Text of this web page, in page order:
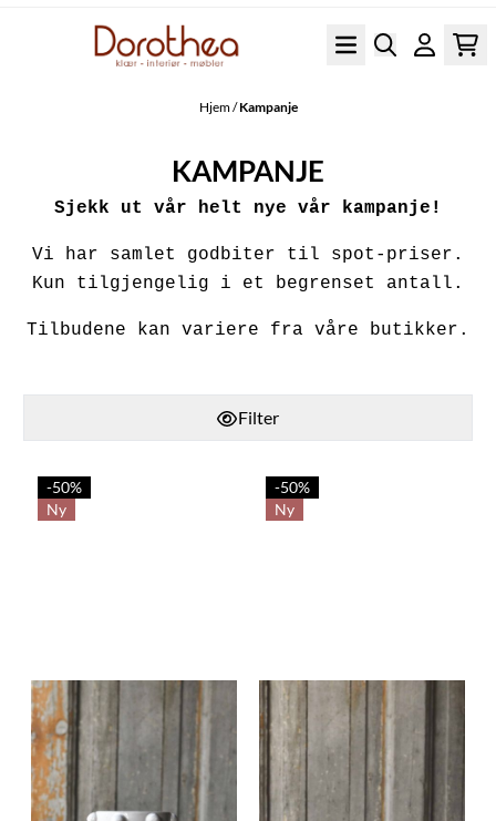
Hopp til innhold
Hjem/Kampanje
KAMPANJE
Sjekk ut vår helt nye vår kampanje!
Vi har samlet godbiter til spot-priser.
Kun tilgjengelig i et begrenset antall.
Tilbudene kan variere fra våre butikker.
Filter
-50%
Ny
-50%
Ny